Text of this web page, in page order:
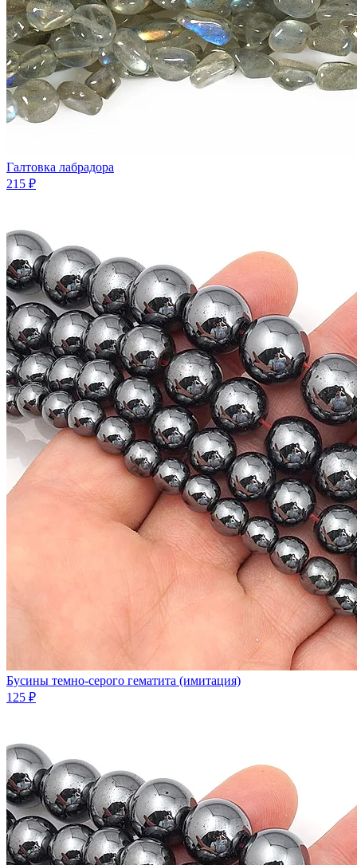
Галтовка лабрадора
215 ₽
Бусины темно-серого гематита (имитация)
125 ₽